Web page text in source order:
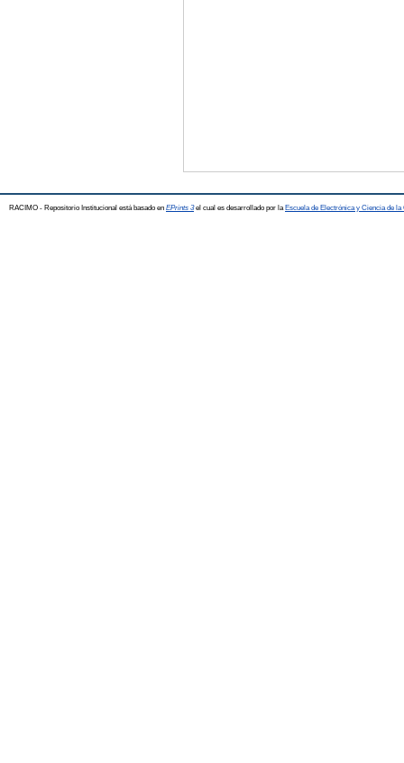
RACIMO - Repositorio Institucional está basado en EPrints 3el cual es desarrollado por la Escuela de Electrónica y Ciencia de la